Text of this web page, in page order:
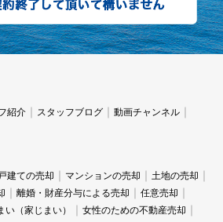
紹介 スタッフブログ
動画チャンネル
戸建ての売却 マンションの売却
土地の売却
離婚・財産分与による売却
任意売却
い（家じまい） 女性のための不動産売却